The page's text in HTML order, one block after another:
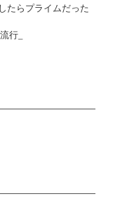
たらプライムだった
行_